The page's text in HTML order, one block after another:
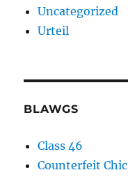
Uncategorized
Urteil
BLAWGS
Class 46
Counterfeit Chic